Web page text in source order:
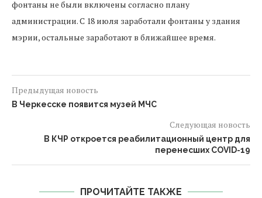
фонтаны не были включены согласно плану
администрации. С 18 июля заработали фонтаны у здания
мэрии, остальные заработают в ближайшее время.
Предыдущая новость
В Черкесске появится музей МЧС
Следующая новость
В КЧР откроется реабилитационный центр для
перенесших COVID-19
ПРОЧИТАЙТЕ ТАКЖЕ